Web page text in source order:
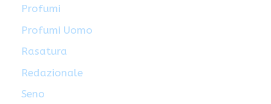
Profumi
Profumi Uomo
Rasatura
Redazionale
Seno